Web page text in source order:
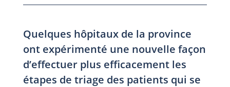
Quelques hôpitaux de la province
ont expérimenté une nouvelle façon
d’effectuer plus efficacement les
étapes de triage des patients qui se